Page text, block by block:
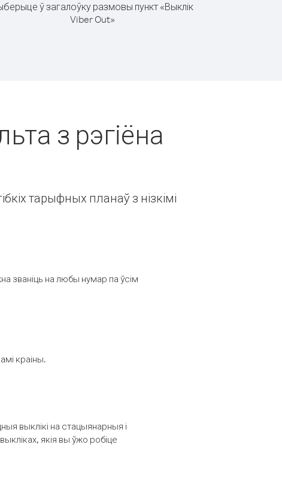
ў загалоўку размовы пункт «Выклік
Viber Out»
з рэгіёна
тарыфных планаў з нізкімі
званіць на любы нумар па ўсім
краіны.
выклікі на стацыянарныя і
якія вы ўжо робіце